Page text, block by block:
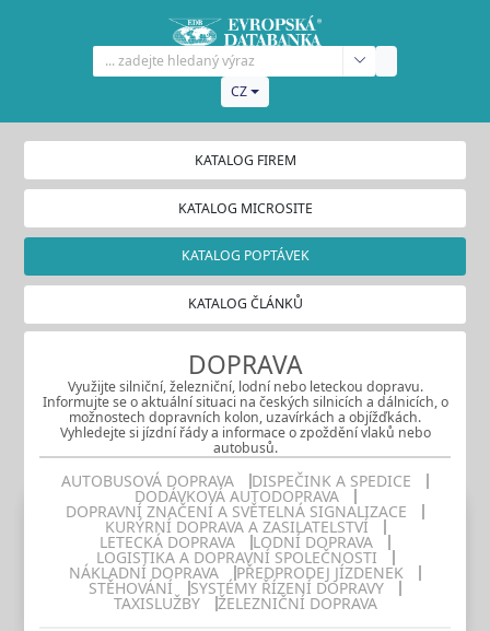
CZ
KATALOG FIREM
KATALOG MICROSITE
KATALOG POPTÁVEK
KATALOG ČLÁNKŮ
DOPRAVA
Využijte silniční, železniční, lodní nebo leteckou dopravu.
Informujte se o aktuální situaci na českých silnicích a dálnicích, o
možnostech dopravních kolon, uzavírkách a objížďkách.
Vyhledejte si jízdní řády a informace o zpoždění vlaků nebo
autobusů.
AUTOBUSOVÁ DOPRAVA DISPEČINK A SPEDICE
DODÁVKOVÁ AUTODOPRAVA
DOPRAVNÍ ZNAČENÍ A SVĚTELNÁ SIGNALIZACE
KURÝRNÍ DOPRAVA A ZASILATELSTVÍ
LETECKÁ DOPRAVA LODNÍ DOPRAVA
LOGISTIKA A DOPRAVNÍ SPOLEČNOSTI
NÁKLADNÍ DOPRAVA PŘEDPRODEJ JÍZDENEK
STĚHOVÁNÍ SYSTÉMY ŘÍZENÍ DOPRAVY
TAXISLUŽBY ŽELEZNIČNÍ DOPRAVA